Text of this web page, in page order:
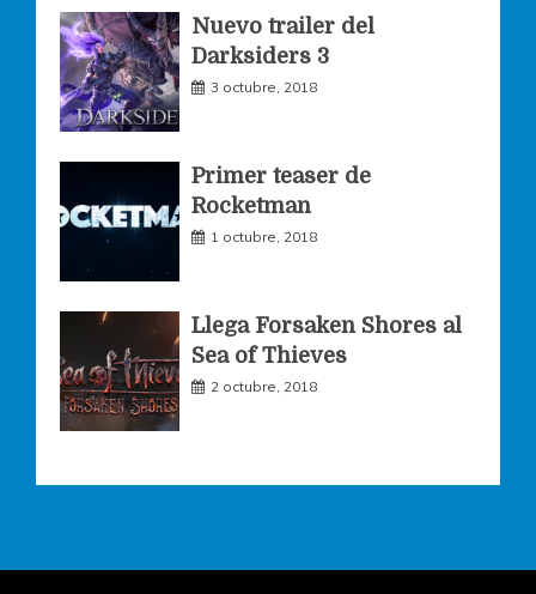
m
Nuevo trailer del
Darksiders 3
3 octubre, 2018
Primer teaser de
Rocketman
1 octubre, 2018
Llega Forsaken Shores al
Sea of Thieves
2 octubre, 2018